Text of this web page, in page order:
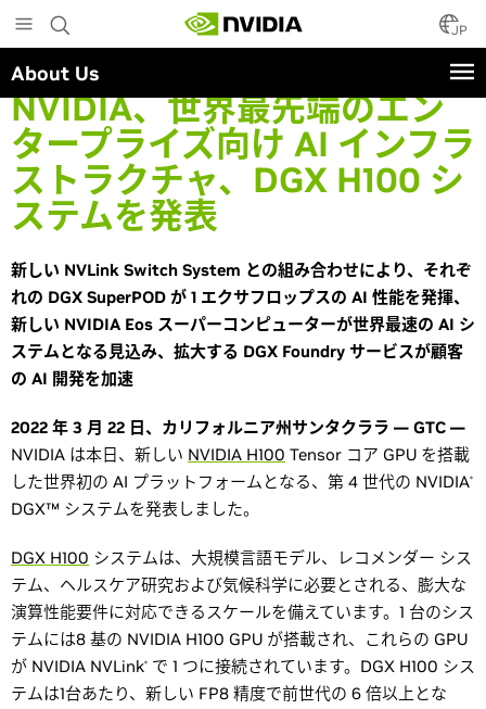
to
main
content
JP
About Us
NVIDIA、世界最先端のエン
タープライズ向け AI インフラ
ストラクチャ、DGX H100 シ
ステムを発表
新しい NVLink Switch System との組み合わせにより、それぞ
れの DGX SuperPOD が 1 エクサフロップスの AI 性能を発揮、
新しい NVIDIA Eos スーパーコンピューターが世界最速の AI シ
ステムとなる見込み、拡大する DGX Foundry サービスが顧客
の AI 開発を加速
2022 年 3 月 22 日、カリフォルニア州サンタクララ — GTC —
NVIDIA は本日、新しい NVIDIA H100 Tensor コア GPU を搭載
した世界初の AI プラットフォームとなる、第 4 世代の NVIDIA®
DGX™ システムを発表しました。
DGX H100 システムは、大規模言語モデル、レコメンダー シス
テム、ヘルスケア研究および気候科学に必要とされる、膨大な
演算性能要件に対応できるスケールを備えています。1 台のシス
テムには8 基の NVIDIA H100 GPU が搭載され、これらの GPU
が NVIDIA NVLink®
で 1 つに接続されています。DGX H100 シス
テムは1台あたり、新しい FP8 精度で前世代の 6 倍以上とな